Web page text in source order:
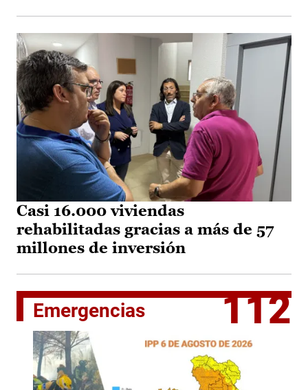
Casi 16.000 viviendas
rehabilitadas gracias a más de 57
millones de inversión
Emergencias 112